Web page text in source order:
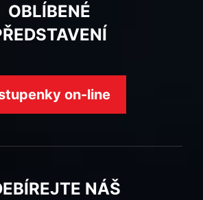
OBLÍBENÉ
on-line
NÁŠ